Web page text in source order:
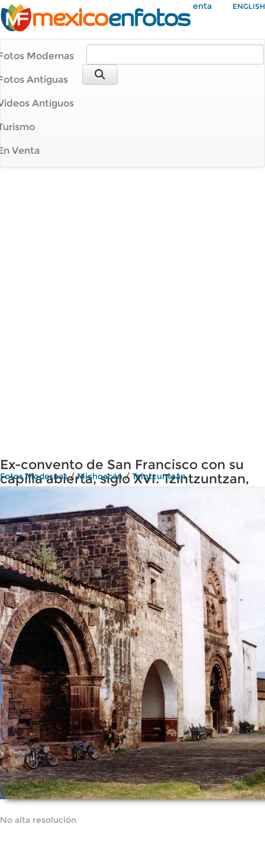
Mi Cuenta ENGLISH
Modernas
Antiguas
Antiguos
Venta
Ex-convento de San Francisco con su
capilla abierta, siglo XVI. Tzintzuntzan,
Michoacán
Fotos Modernas/Michoacán/ Tzintzuntzan
No alta resolución